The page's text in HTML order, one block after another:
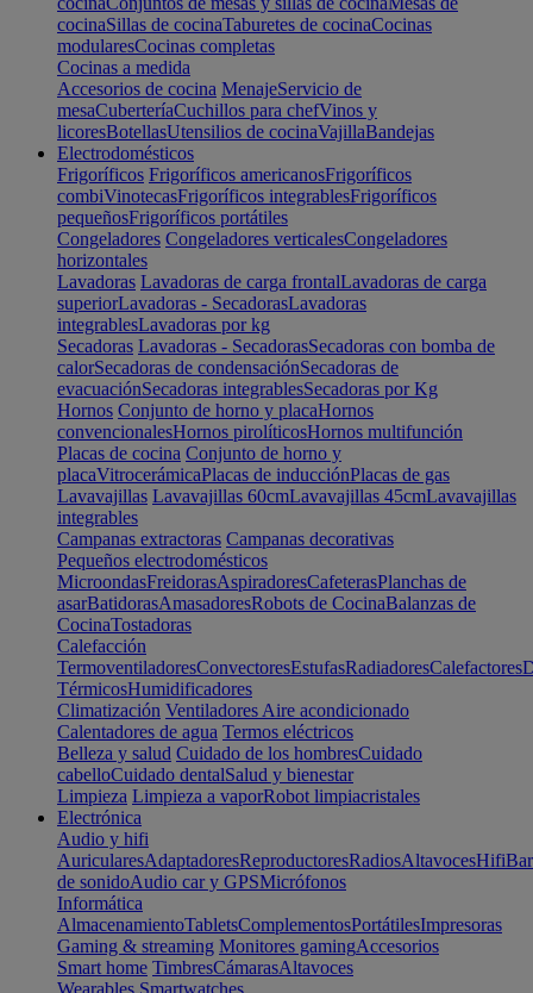
cocinaSillas de cocinaTaburetes de cocinaCocinas
modularesCocinas completas
Cocinas a medida
Accesorios de cocina MenajeServicio de
mesaCuberteríaCuchillos para chefVinos y
licoresBotellasUtensilios de cocinaVajillaBandejas
Electrodomésticos
Frigoríficos Frigoríficos americanosFrigoríficos
combiVinotecasFrigoríficos integrablesFrigoríficos
pequeñosFrigoríficos portátiles
Congeladores Congeladores verticalesCongeladores
horizontales
Lavadoras Lavadoras de carga frontalLavadoras de carga
superiorLavadoras - SecadorasLavadoras
integrablesLavadoras por kg
Secadoras Lavadoras - SecadorasSecadoras con bomba de
calorSecadoras de condensaciónSecadoras de
evacuaciónSecadoras integrablesSecadoras por Kg
Hornos Conjunto de horno y placaHornos
convencionalesHornos pirolíticosHornos multifunción
Placas de cocina Conjunto de horno y
placaVitrocerámicaPlacas de inducciónPlacas de gas
Lavavajillas Lavavajillas 60cmLavavajillas 45cmLavavajillas
integrables
Campanas extractoras Campanas decorativas
Pequeños electrodomésticos
MicroondasFreidorasAspiradoresCafeterasPlanchas de
asarBatidorasAmasadoresRobots de CocinaBalanzas de
CocinaTostadoras
Calefacción
TermoventiladoresConvectoresEstufasRadiadoresCalefactores
TérmicosHumidificadores
Climatización Ventiladores Aire acondicionado
Calentadores de agua Termos eléctricos
Belleza y salud Cuidado de los hombresCuidado
cabelloCuidado dentalSalud y bienestar
Limpieza Limpieza a vaporRobot limpiacristales
Electrónica
Audio y hifi
AuricularesAdaptadoresReproductoresRadiosAltavocesHifi
de sonidoAudio car y GPSMicrófonos
Informática
AlmacenamientoTabletsComplementosPortátilesImpresoras
Gaming & streaming Monitores gamingAccesorios
Smart home TimbresCámarasAltavoces
Wearables Smartwatches